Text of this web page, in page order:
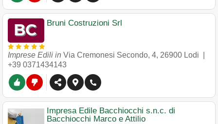
Bruni Costruzioni Srl
Imprese Edili in Via Cremonesi Secondo, 4, 26900 Lodi
+39 0371434143
Impresa Edile Bacchiocchi s.n.c. di
Bacchiocchi Marco e Attilio